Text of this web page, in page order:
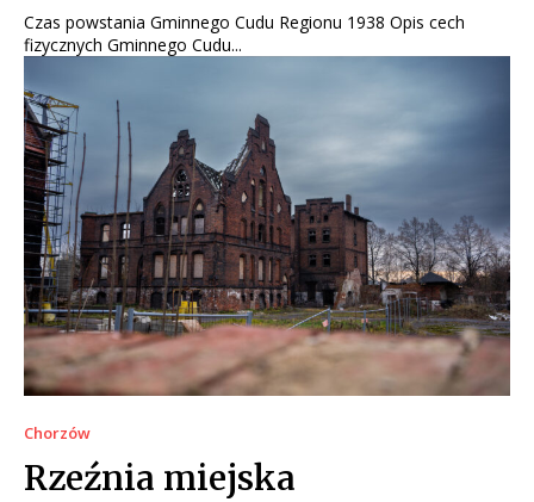
Czas powstania Gminnego Cudu Regionu 1938 Opis cech
fizycznych Gminnego Cudu...
Chorzów
Rzeźnia miejska